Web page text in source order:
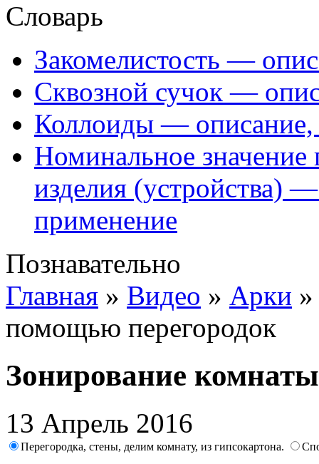
Словарь
Закомелистость —
Сквозной сучок —
Коллоиды — описание,
Номинальное значение
изделия (устройства)
применение
Познавательно
Главная » Видео » Арки
помощью перегородок
Зонирование
13 Апрель 2016
Перегородка, стены, делим комнату, из гипсокартона.